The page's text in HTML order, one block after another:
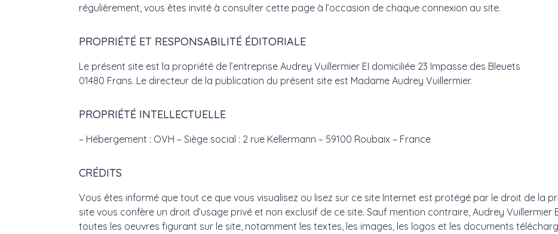
régulièrement, vous êtes invité à consulter cette page à l’occasion de chaque connexion au site.
PROPRIÉTÉ ET RESPONSABILITÉ ÉDITORIALE
Le présent site est la propriété de l’entreprise Audrey Vuillermier EI domiciliée 23 Impasse des Bleuets
01480 Frans. Le directeur de la publication du présent site est Madame Audrey Vuillermier.
PROPRIÉTÉ INTELLECTUELLE
– Hébergement : OVH – Siège social : 2 rue Kellermann – 59100 Roubaix – France
CRÉDITS
Vous êtes informé que tout ce que vous visualisez ou lisez sur ce site Internet est protégé par le droit de la
site vous confère un droit d’usage privé et non exclusif de ce site. Sauf mention contraire, Audrey Vuillermier
toutes les oeuvres figurant sur le site, notamment les textes, les images, les logos et les documents